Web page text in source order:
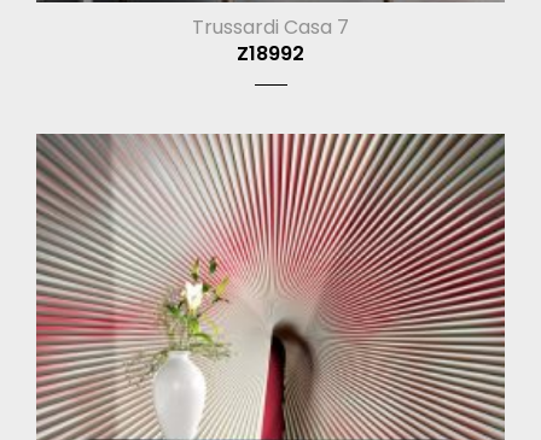
Trussardi Casa 7
Z18992